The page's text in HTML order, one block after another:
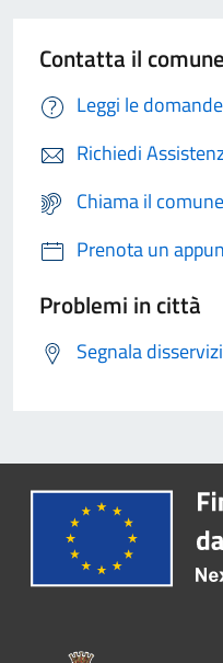
Contatta il comune
Leggi le
Richiedi
Chiama il
Prenota un
Problemi in città
Segnala